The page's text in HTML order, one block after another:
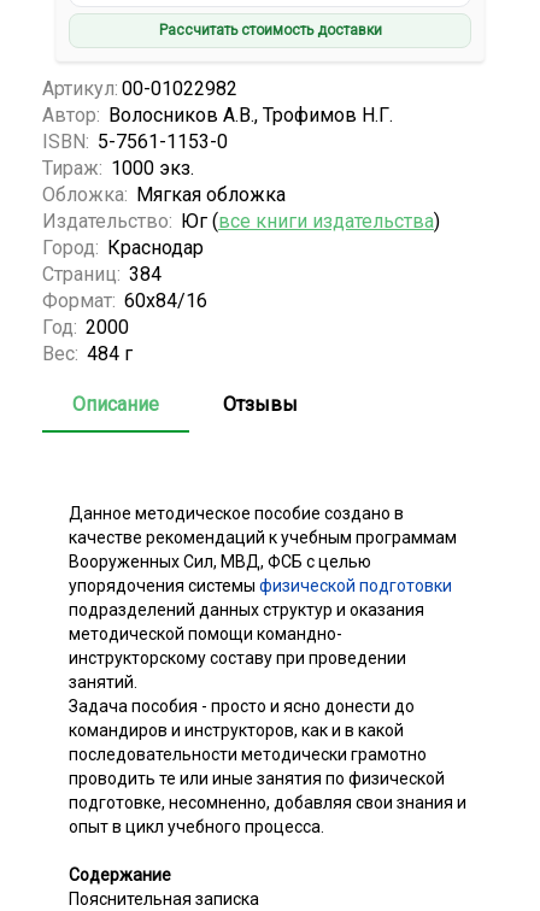
Рассчитать стоимость доставки
Артикул: 00-01022982
Автор: Волосников А.В., Трофимов Н.Г.
ISBN: 5-7561-1153-0
Тираж: 1000 экз.
Обложка: Мягкая обложка
Издательство: Юг (все книги издательства)
Город: Краснодар
Страниц: 384
Формат: 60х84/16
Год: 2000
Вес: 484 г
Описание Отзывы
Данное методическое пособие создано в
качестве рекомендаций к учебным программам
Вооруженных Сил, МВД, ФСБ с целью
упорядочения системы физической подготовки
подразделений данных структур и оказания
методической помощи командно-
инструкторскому составу при проведении
занятий.
Задача пособия - просто и ясно донести до
командиров и инструкторов, как и в какой
последовательности методически грамотно
проводить те или иные занятия по физической
подготовке, несомненно, добавляя свои знания и
опыт в цикл учебного процесса.
Содержание
Пояснительная записка